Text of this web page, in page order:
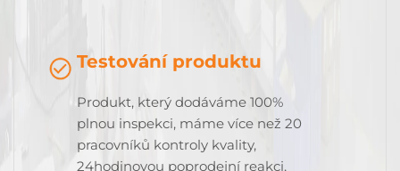
Testování produktu
Produkt, který dodáváme 100%
plnou inspekci, máme více než 20
pracovníků kontroly kvality,
24hodinovou poprodejní reakci,